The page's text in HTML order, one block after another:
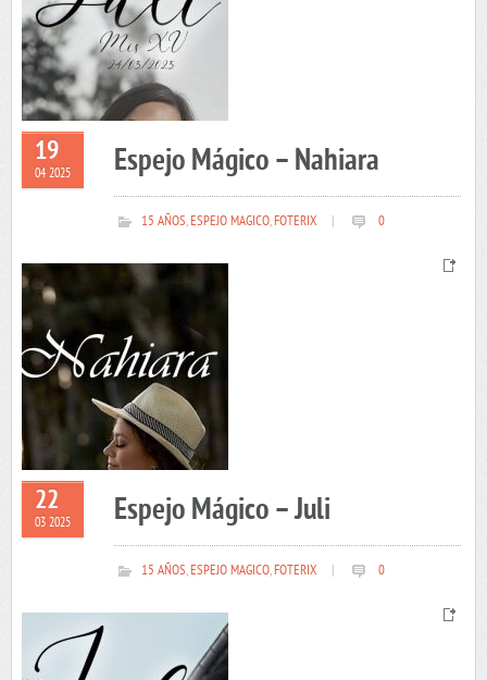
19
04 2025 Espejo Mágico – Nahiara
15 AÑOS,ESPEJO MAGICO,FOTERIX 0
22
03 2025 Espejo Mágico – Juli
15 AÑOS,ESPEJO MAGICO,FOTERIX 0